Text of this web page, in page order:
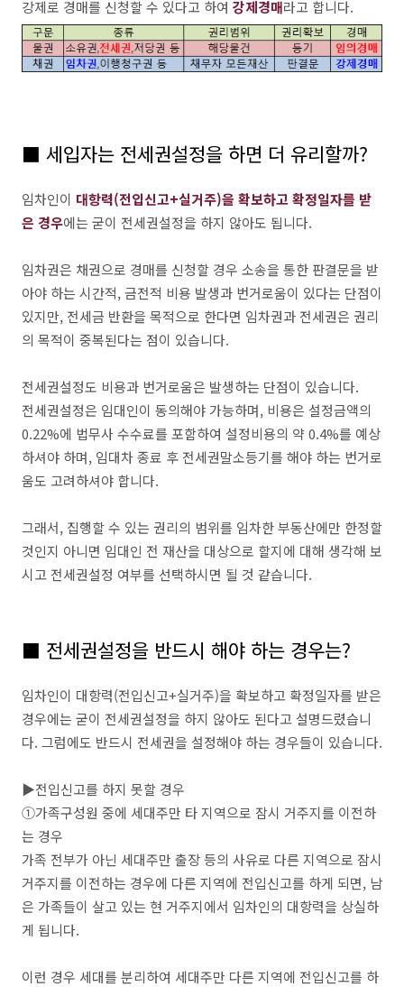
강제로 경매를 신청할 수 있다고 하여 강제경매라고 합니다.
■ 세입자는 전세권설정을 하면 더 유리할까?
임차인이 대항력(전입신고+실거주)을 확보하고 확정일자를 받
은 경우에는 굳이 전세권설정을 하지 않아도 됩니다.
임차권은 채권으로 경매를 신청할 경우 소송을 통한 판결문을 받
아야 하는 시간적, 금전적 비용 발생과 번거로움이 있다는 단점이
있지만, 전세금 반환을 목적으로 한다면 임차권과 전세권은 권리
의 목적이 중복된다는 점이 있습니다.
전세권설정도 비용과 번거로움은 발생하는 단점이 있습니다.
전세권설정은 임대인이 동의해야 가능하며, 비용은 설정금액의
0.22%에 법무사 수수료를 포함하여 설정비용의 약 0.4%를 예상
하셔야 하며, 임대차 종료 후 전세권말소등기를 해야 하는 번거로
움도 고려하셔야 합니다.
그래서, 집행할 수 있는 권리의 범위를 임차한 부동산에만 한정할
것인지 아니면 임대인 전 재산을 대상으로 할지에 대해 생각해 보
시고 전세권설정 여부를 선택하시면 될 것 같습니다.
■ 전세권설정을 반드시 해야 하는 경우는?
임차인이 대항력(전입신고+실거주)을 확보하고 확정일자를 받은
경우에는 굳이 전세권설정을 하지 않아도 된다고 설명드렸습니
다. 그럼에도 반드시 전세권을 설정해야 하는 경우들이 있습니다.
▶전입신고를 하지 못할 경우
①가족구성원 중에 세대주만 타 지역으로 잠시 거주지를 이전하
는 경우
가족 전부가 아닌 세대주만 출장 등의 사유로 다른 지역으로 잠시
거주지를 이전하는 경우에 다른 지역에 전입신고를 하게 되면, 남
은 가족들이 살고 있는 현 거주지에서 임차인의 대항력을 상실하
게 됩니다.
이런 경우 세대를 분리하여 세대주만 다른 지역에 전입신고를 하